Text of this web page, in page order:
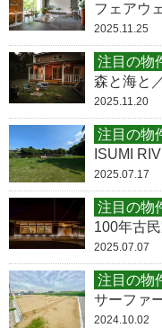
フェアウ
2025.11.25
注目の物
森と海と
2025.11.20
注目の物
ISUMI
2025.07.17
注目の物
100年古
2025.07.07
注目の物
サーファ
2024.10.02